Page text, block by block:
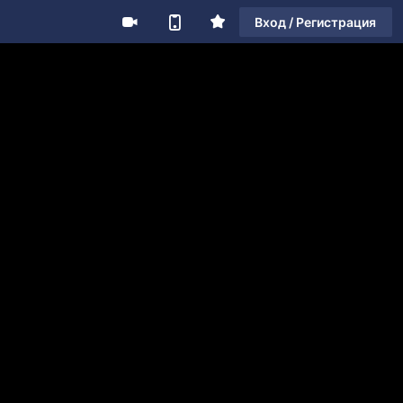
Вход / Регистрация